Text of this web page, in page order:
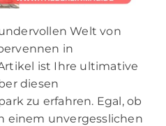
Welt von
in
ist Ihre ultimative
diesen
zu erfahren. Egal, ob
einem unvergesslichen